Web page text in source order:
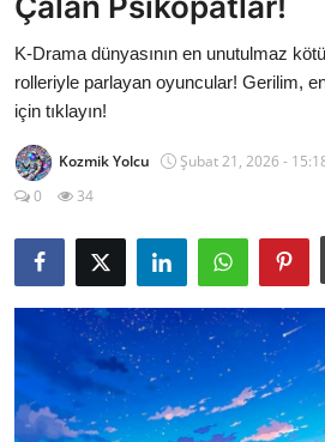
Anime Önerileri
Kore Dünyası
Anime Karakterleri
Dizi & Film
Testler
K-Drama dünyasının en unutulmaz
rolleriyle parlayan oyuncular! Gerilim,
için tıklayın!
Kozmik Yolcu Şubat 21, 2026 -
0
34